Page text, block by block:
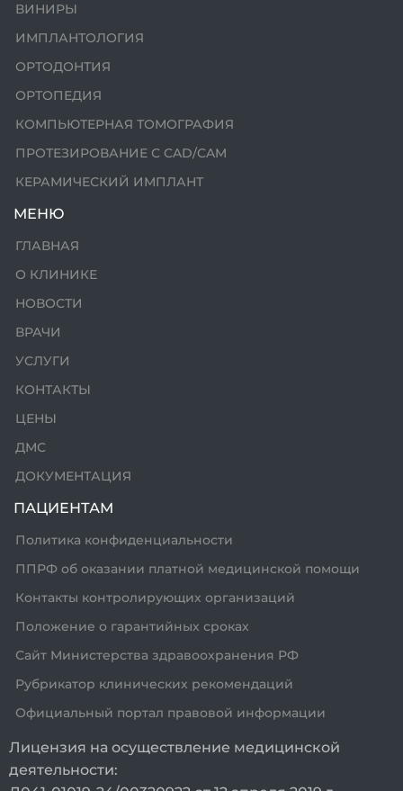
ВИНИРЫ
ИМПЛАНТОЛОГИЯ
ОРТОДОНТИЯ
ОРТОПЕДИЯ
КОМПЬЮТЕРНАЯ ТОМОГРАФИЯ
ПРОТЕЗИРОВАНИЕ С CAD/CAM
КЕРАМИЧЕСКИЙ ИМПЛАНТ
МЕНЮ
ГЛАВНАЯ
О КЛИНИКЕ
НОВОСТИ
ВРАЧИ
УСЛУГИ
КОНТАКТЫ
ЦЕНЫ
ДМС
ДОКУМЕНТАЦИЯ
ПАЦИЕНТАМ
Политика конфиденциальности
ППРФ об оказании платной медицинской помощи
Контакты контролирующих организаций
Положение о гарантийных сроках
Сайт Министерства здравоохранения РФ
Рубрикатор клинических рекомендаций
Официальный портал правовой информации
Лицензия на осуществление медицинской
деятельности: